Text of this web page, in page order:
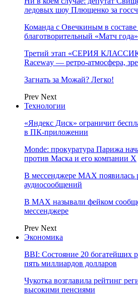
ледовых шоу Плющенко за
Команда с Овечкиным в составе
благотворительный «Матч года»
Третий этап «СЕРИЯ
Raceway — ретро‑атмосфера,
Загнать за Можай? Легко!
Prev Next
Технологии
«Яндекс Диск» ограничит
в ПК-приложении
Monde: прокуратура Парижа
против Маска и его компании X
В мессенджере MAX появилась
аудиосообщений
В МAX называли фейком
мессенджере
Prev Next
Экономика
BBI: Состояние 20 богатейших
пять миллиардов долларов
Чукотка возглавила рейтинг
высокими пенсиями